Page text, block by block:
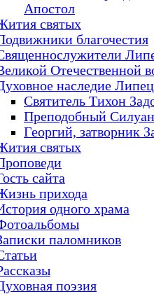
Апостол
святых
благочестия
Отечественной
наследие
Святитель Тихон
Преподобный
Георгий, затворник
святых
сайта
прихода
одного храма
паломников
поэзия